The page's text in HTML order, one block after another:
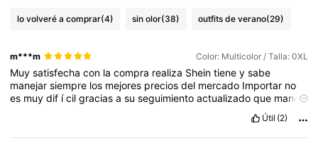
lo volveré a comprar(4) sin olor(38) outfits de verano(29)
m***m Color: Multicolor / Talla: 0XL
Muysatisfechacon lacompra realiza Sheintieneysabe
manejarsiempre los mejores preciosdel mercado Importar no
es muydif ícilgraciasasuseguimientoactualizadoque maneja
perfecto
dudas igual guí
atesiempreporlamodelosysusmedidasalcomprarprendas.
Útil (2)